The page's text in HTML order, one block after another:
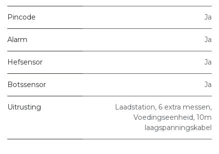
Pincode Ja
Alarm Ja
Hefsensor Ja
Botssensor Ja
Uitrusting
Laadstation, 6 extra messen,
Voedingseenheid, 10m
laagspanningskabel